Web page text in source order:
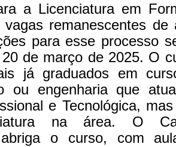
a Licenciatura em
remanescentes de
para esse processo
de março de 2025. O
já graduados em
ou engenharia que
e Tecnológica,
na área. O
o curso, com